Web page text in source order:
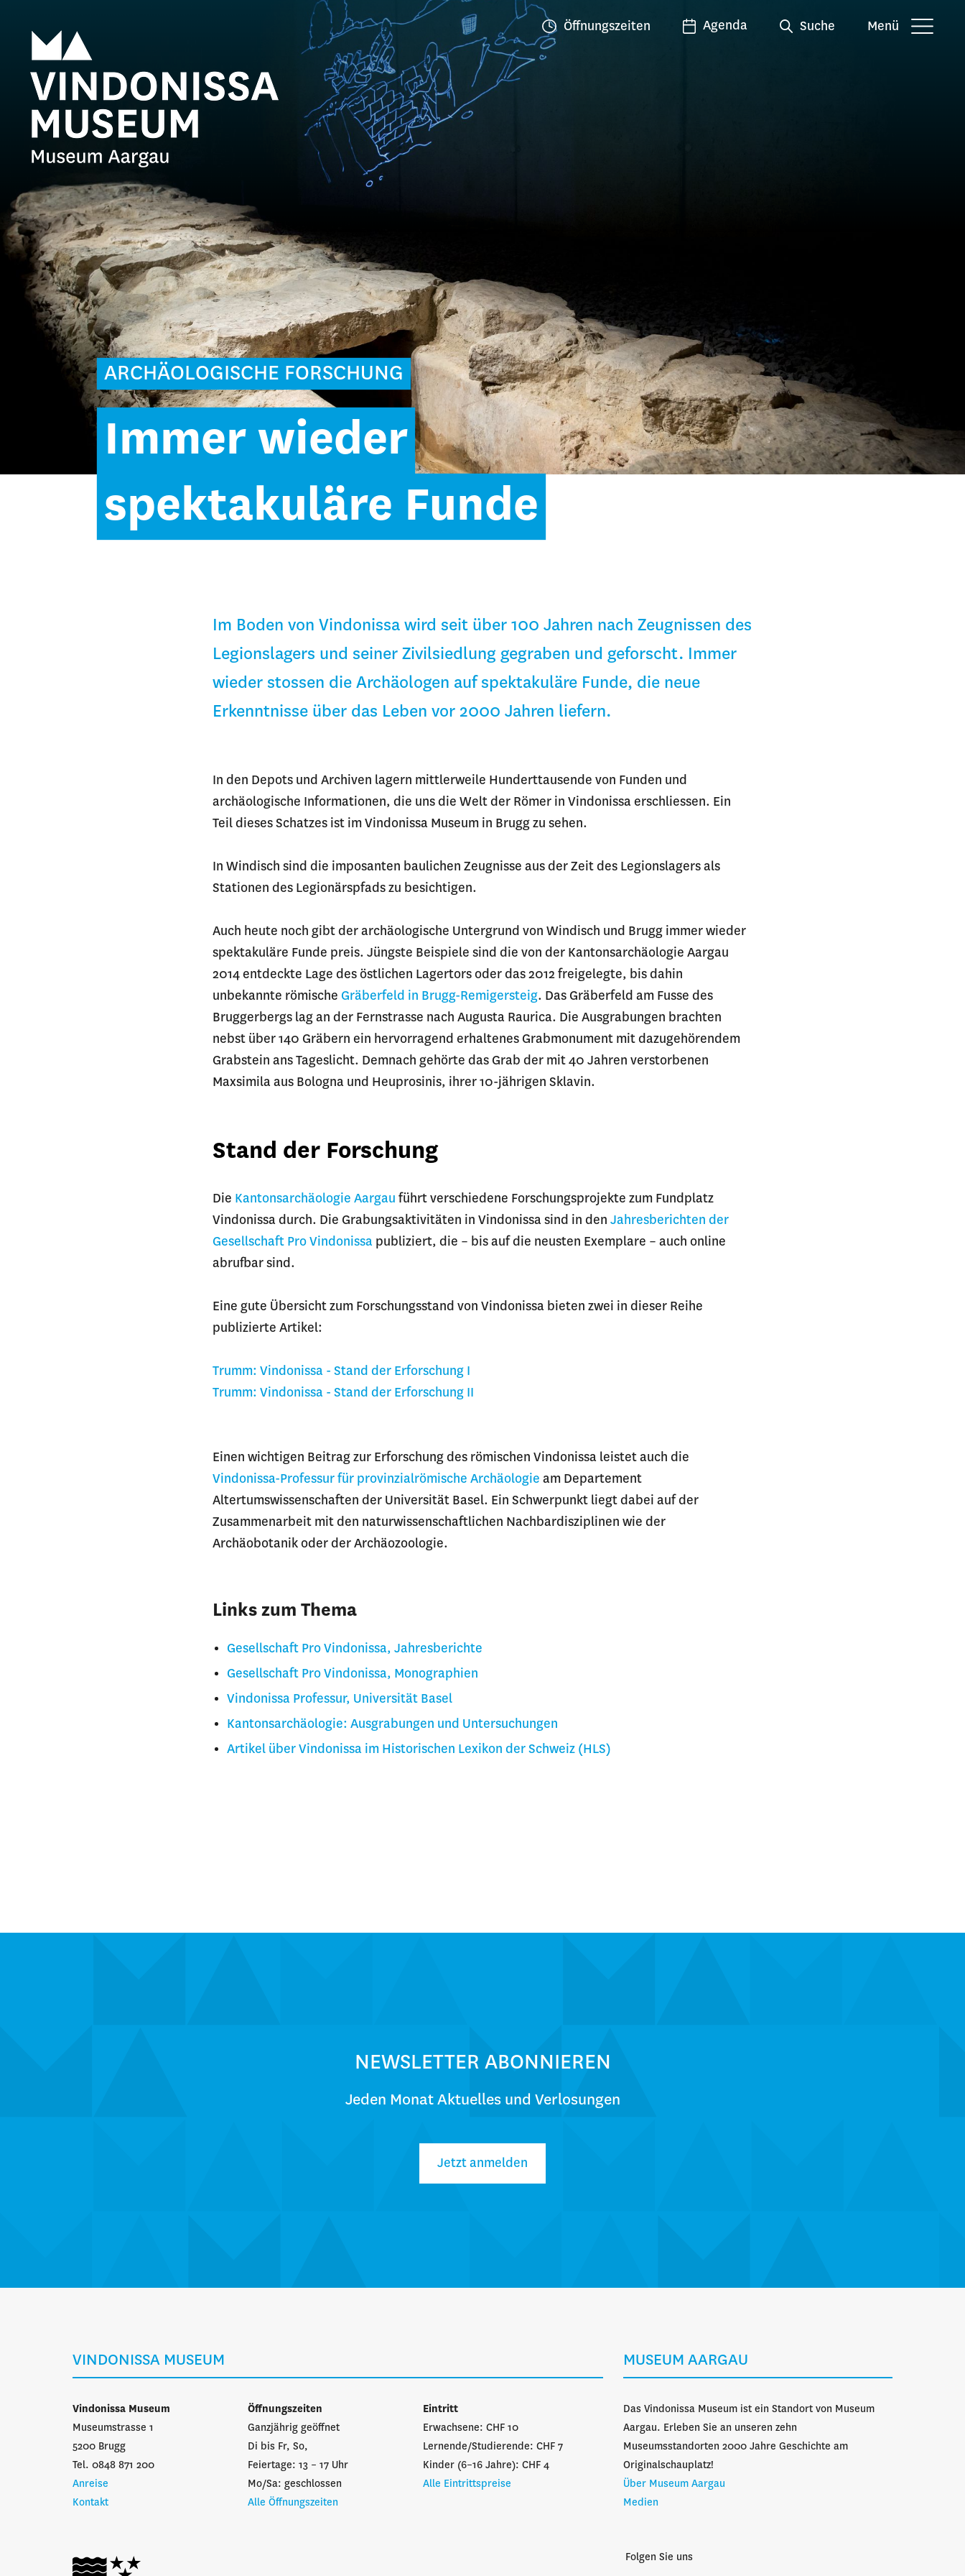
Öffnungszeiten Agenda Suche Menü
ARCHÄOLOGISCHE FORSCHUNG
Immer wieder
spektakuläre Funde
Im Boden von Vindonissa wird seit über 100 Jahren nach Zeugnissen des
Legionslagers und seiner Zivilsiedlung gegraben und geforscht. Immer
wieder stossen die Archäologen auf spektakuläre Funde, die neue
Erkenntnisse über das Leben vor 2000 Jahren liefern.
In den Depots und Archiven lagern mittlerweile Hunderttausende von Funden und
archäologische Informationen, die uns die Welt der Römer in Vindonissa erschliessen. Ein
Teil dieses Schatzes ist im Vindonissa Museum in Brugg zu sehen.
In Windisch sind die imposanten baulichen Zeugnisse aus der Zeit des Legionslagers als
Stationen des Legionärspfads zu besichtigen.
Auch heute noch gibt der archäologische Untergrund von Windisch und Brugg immer wieder
spektakuläre Funde preis. Jüngste Beispiele sind die von der Kantonsarchäologie Aargau
2014 entdeckte Lage des östlichen Lagertors oder das 2012 freigelegte, bis dahin
unbekannte römische Gräberfeld in Brugg-Remigersteig. Das Gräberfeld am Fusse des
Bruggerbergs lag an der Fernstrasse nach Augusta Raurica. Die Ausgrabungen brachten
nebst über 140 Gräbern ein hervorragend erhaltenes Grabmonument mit dazugehörendem
Grabstein ans Tageslicht. Demnach gehörte das Grab der mit 40 Jahren verstorbenen
Maxsimila aus Bologna und Heuprosinis, ihrer 10-jährigen Sklavin.
Stand der Forschung
Die Kantonsarchäologie Aargau führt verschiedene Forschungsprojekte zum Fundplatz
Vindonissa durch. Die Grabungsaktivitäten in Vindonissa sind in den Jahresberichten der
Gesellschaft Pro Vindonissa publiziert, die – bis auf die neusten Exemplare – auch online
abrufbar sind.
Eine gute Übersicht zum Forschungsstand von Vindonissa bieten zwei in dieser Reihe
publizierte Artikel:
Trumm: Vindonissa - Stand der Erforschung I
Trumm: Vindonissa - Stand der Erforschung II
Einen wichtigen Beitrag zur Erforschung des römischen Vindonissa leistet auch die
Vindonissa-Professur für provinzialrömische Archäologie am Departement
Altertumswissenschaften der Universität Basel. Ein Schwerpunkt liegt dabei auf der
Zusammenarbeit mit den naturwissenschaftlichen Nachbardisziplinen wie der
Archäobotanik oder der Archäozoologie.
Links zum Thema
Gesellschaft Pro Vindonissa, Jahresberichte
Gesellschaft Pro Vindonissa, Monographien
Vindonissa Professur, Universität Basel
Kantonsarchäologie: Ausgrabungen und Untersuchungen
Artikel über Vindonissa im Historischen Lexikon der Schweiz (HLS)
NEWSLETTER ABONNIEREN
Jeden Monat Aktuelles und Verlosungen
Jetzt anmelden
VINDONISSA MUSEUM MUSEUM AARGAU
Vindonissa Museum
Museumstrasse 1
5200 Brugg
Tel. 0848 871 200
Anreise
Kontakt
Öffnungszeiten
Ganzjährig geöffnet
Di bis Fr, So,
Feiertage: 13 – 17 Uhr
Mo/Sa: geschlossen
Alle Öffnungszeiten
Eintritt
Erwachsene: CHF 10
Lernende/Studierende: CHF 7
Kinder (6–16 Jahre): CHF 4
Alle Eintrittspreise
Das Vindonissa Museum ist ein Standort von Museum
Aargau. Erleben Sie an unseren zehn
Museumsstandorten 2000 Jahre Geschichte am
Originalschauplatz!
Über Museum Aargau
Medien
Folgen Sie uns